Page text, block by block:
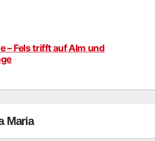
– Fels trifft auf Alm und
Maria